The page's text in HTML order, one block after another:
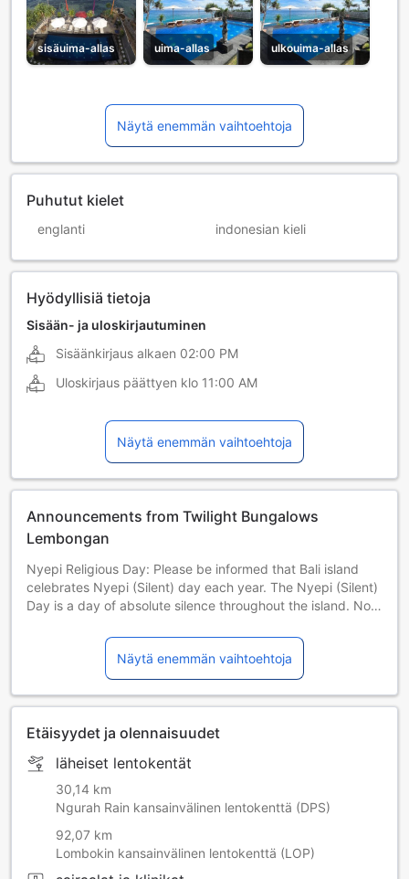
sisäuima-allas uima-allas ulkouima-allas
Näytä enemmän vaihtoehtoja
Puhutut kielet
englanti indonesian kieli
Hyödyllisiä tietoja
Sisään- ja uloskirjautuminen
Sisäänkirjaus alkaen 02:00 PM
Uloskirjaus päättyen klo 11:00 AM
Näytä enemmän vaihtoehtoja
Announcements from Twilight Bungalows
Lembongan
Nyepi Religious Day: Please be informed that Bali island
celebrates Nyepi (Silent) day each year. The Nyepi (Silent)
Day is a day of absolute silence throughout the island. No
check-out from hotels. 29 March 2025 | 19 March 2026 | 8
March 2027 | 26 March 2028 | 15 March 2029
Näytä enemmän vaihtoehtoja
Etäisyydet ja olennaisuudet
läheiset lentokentät
30,14 km
Ngurah Rain kansainvälinen lentokenttä (DPS)
92,07 km
Lombokin kansainvälinen lentokenttä (LOP)